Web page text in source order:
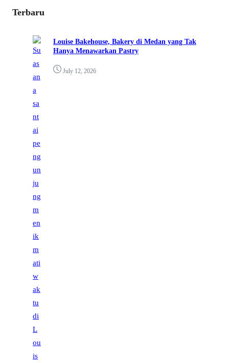
Terbaru
Louise Bakehouse, Bakery di Medan yang Tak
Hanya Menawarkan Pastry
July 12, 2026